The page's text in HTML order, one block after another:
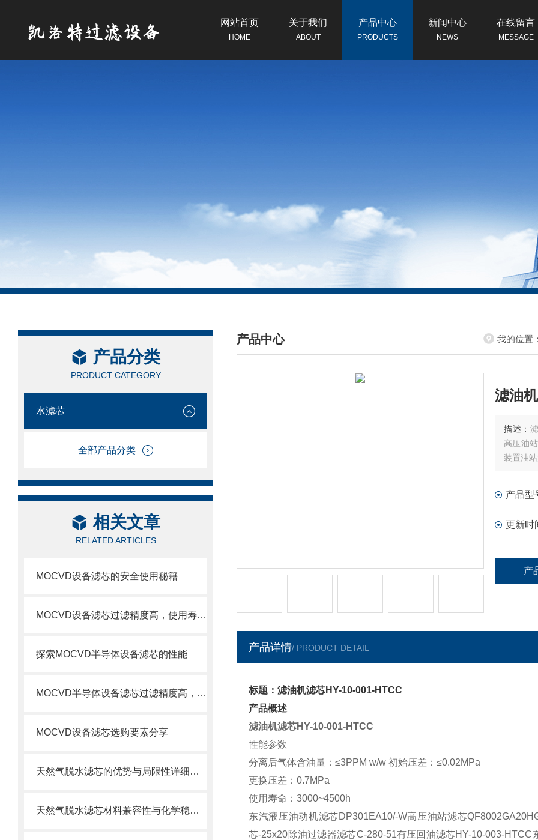
网站首页
HOME
关于我们
ABOUT
产品中心
PRODUCTS
新闻中心
NEWS
在线留言
MESSAGE
产品分类
PRODUCT CATEGORY
水滤芯
全部产品分类
相关文章
RELATED ARTICLES
MOCVD设备滤芯的安全使用秘籍
MOCVD设备滤芯过滤精度高，使用寿命长
探索MOCVD半导体设备滤芯的性能
MOCVD半导体设备滤芯过滤精度高，使用寿命长
MOCVD设备滤芯选购要素分享
天然气脱水滤芯的优势与局限性详细分析
天然气脱水滤芯材料兼容性与化学稳定性
产品中心
/ PRODUCTS CENTER
我的位置：
滤油
描述：
高压油
装置油
产品型
更新时
产
产品详情/ PRODUCT DETAIL
标题：滤油机滤芯HY-10-001-HTCC
产品概述
滤油机滤芯HY-10-001-HTCC
性能参数
分离后气体含油量：≤3PPM w/w 初始压差：≤0.02MPa
更换压差：0.7MPa
使用寿命：3000~4500h
东汽液压油动机滤芯DP301EA10/-W高压油站滤芯
芯-25x20除油过滤器滤芯C-280-51有压回油滤芯HY-10-003-HTCC